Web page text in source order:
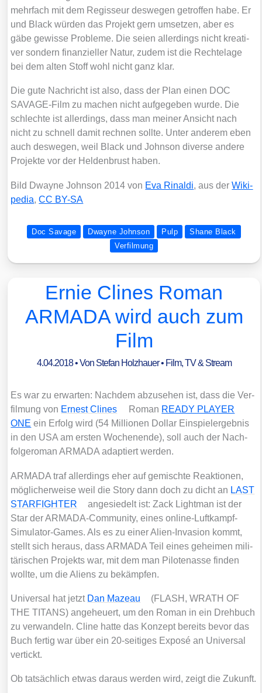
mehr­fach mit dem Regis­seur des­we­gen getrof­fen habe. Er
und Black wür­den das Pro­jekt gern umset­zen, aber es
gäbe gewis­se Pro­ble­me. Die sei­en aller­dings nicht krea­ti­
ver son­dern finan­zi­el­ler Natur, zudem ist die Rech­te­la­ge
bei dem alten Stoff wohl nicht ganz klar.
Die gute Nach­richt ist also, dass der Plan einen DOC
SAVA­GE-Film zu machen nicht auf­ge­ge­ben wur­de. Die
schlech­te ist aller­dings, dass man mei­ner Ansicht nach
nicht zu schnell damit rech­nen soll­te. Unter ande­rem eben
auch des­we­gen, weil Black und John­son diver­se ande­re
Pro­jek­te vor der Hel­den­brust haben.
Bild Dway­ne John­son 2014 von Eva Rinal­di, aus derWiki­
pe­dia,CC BY-SA
Doc Savage Dwayne Johnson Pulp
Shane Black
Verfilmung
Ernie Clines Roman
ARMADA wird auch zum
Film
4.04.2018• Von Stefan Holzhauer• Film, TV & Stream
Es war zu erwar­ten: Nach­dem abzu­se­hen ist, dass die Ver­
fil­mung von Ernest Cli­nes Roman READY PLAYER
ONE ein Erfolg wird (54 Mil­lio­nen Dol­lar Ein­spiel­ergeb­nis
in den USA am ers­ten Wochen­en­de), soll auch der Nach­
fol­ge­ro­man ARMADA adap­tiert wer­den.
ARMADA traf aller­dings eher auf gemisch­te Reak­tio­nen,
mög­li­cher­wei­se weil die Sto­ry dann doch zu dicht an LAST
STARFIGHTER
ange­sie­delt ist: Zack Light­man ist der
Star der ARMA­DA-Com­mu­ni­ty, eines online-Luft­kampf-
Simu­la­tor-Games. Als es zu einer Ali­en-Inva­si­on kommt,
stellt sich her­aus, dass ARMADA Teil eines gehei­men mili­
tä­ri­schen Pro­jekts war, mit dem man Pilo­ten­as­se fin­den
woll­te, um die Ali­ens zu bekämp­fen.
Uni­ver­sal hat jetzt Dan Mazeau
(FLASH, WRATH OF
THE TITANS) ange­heu­ert, um den Roman in ein Dreh­buch
zu ver­wan­deln. Cli­ne hat­te das Kon­zept bereits bevor das
Buch fer­tig war über ein 20-sei­ti­ges Expo­sé an Uni­ver­sal
ver­tickt.
Ob tat­säch­lich etwas dar­aus wer­den wird, zeigt die Zukunft.